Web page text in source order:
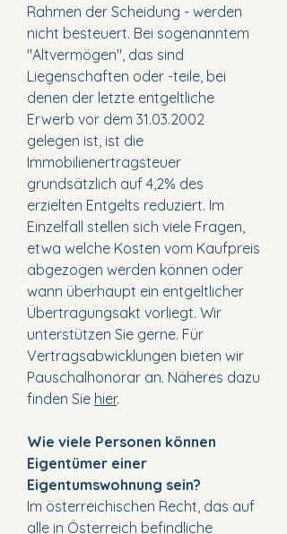
Rahmen der Scheidung - werden
nicht besteuert. Bei sogenanntem
"Altvermögen", das sind
Liegenschaften oder -teile, bei
denen der letzte entgeltliche
Erwerb vor dem 31.03.2002
gelegen ist, ist die
Immobilienertragsteuer
grundsätzlich auf 4,2% des
erzielten Entgelts reduziert. Im
Einzelfall stellen sich viele Fragen,
etwa welche Kosten vom Kaufpreis
abgezogen werden können oder
wann überhaupt ein entgeltlicher
Übertragungsakt vorliegt. Wir
unterstützen Sie gerne. Für
Vertragsabwicklungen bieten wir
Pauschalhonorar an. Näheres dazu
finden Sie hier.
Wie viele Personen können
Eigentümer einer
Eigentumswohnung sein?
Im österreichischen Recht, das auf
alle in Österreich befindliche